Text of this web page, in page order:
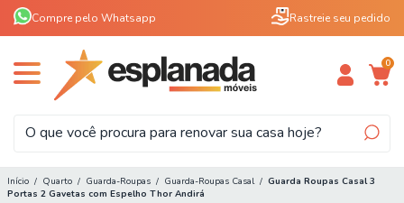
Compre pelo Whatsapp Rastreie seu pedido
0
Início / Quarto / Guarda-Roupas / Guarda-Roupas Casal / Guarda Roupas Casal 3
Portas 2 Gavetas com Espelho Thor Andirá